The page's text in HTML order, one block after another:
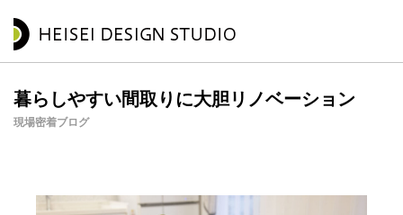
暮らしやすい間取りに大胆リノベーション
現場密着ブログ